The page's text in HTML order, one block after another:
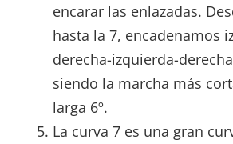
encarar las enlazadas.
hasta la 7, encadenamos
derecha-izquierda-
siendo la marcha más
larga 6º.
La curva 7 es una gran